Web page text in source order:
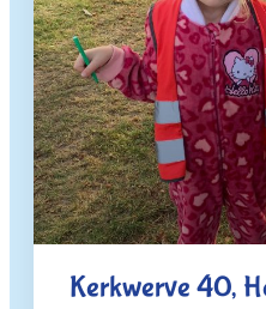
Kerkwerve 40,